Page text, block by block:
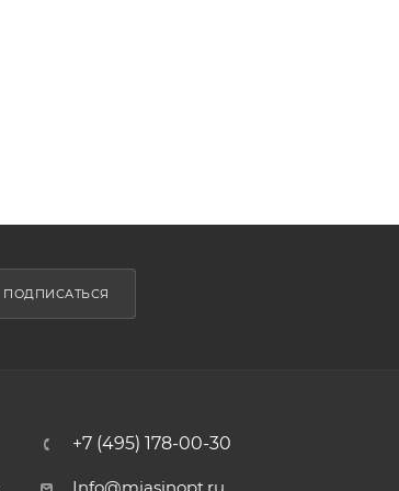
ПОДПИСАТЬСЯ
+7 (495) 178-00-30